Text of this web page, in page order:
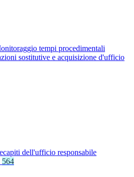
tempi procedimentali
sostitutive e acquisizione d'ufficio
dell'ufficio responsabile
564